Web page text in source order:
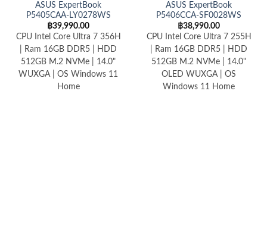
ASUS ExpertBook
P5405CAA-LY0278WS
฿39,990.00
CPU Intel Core Ultra 7 356H
| Ram 16GB DDR5 | HDD
512GB M.2 NVMe | 14.0"
WUXGA | OS Windows 11
Home
ASUS ExpertBook
P5406CCA-SF0028WS
฿38,990.00
CPU Intel Core Ultra 7 255H
| Ram 16GB DDR5 | HDD
512GB M.2 NVMe | 14.0"
OLED WUXGA | OS
Windows 11 Home